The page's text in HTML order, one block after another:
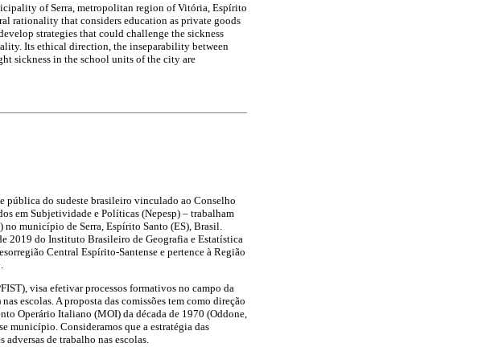
of Serra, metropolitan region of Vitória, Espírito
rationality that considers education as private goods
strategies that could challenge the sickness
Its ethical direction, the inseparability between
sickness in the school units of the city are
pública do sudeste brasileiro vinculado ao Conselho
em Subjetividade e Políticas (Nepesp) – trabalham
no município de Serra, Espírito Santo (ES), Brasil.
2019 do Instituto Brasileiro de Geografia e Estatística
Central Espírito-Santense e pertence à Região
visa efetivar processos formativos no campo da
escolas. A proposta das comissões tem como direção
Operário Italiano (MOI) da década de 1970 (Oddone,
município. Consideramos que a estratégia das
de trabalho nas escolas.